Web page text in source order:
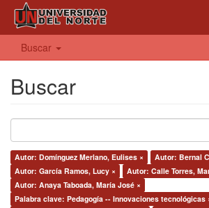
Buscar
Buscar
Autor: Domínguez Merlano, Eulises ×
Autor: Bernal
Autor: García Ramos, Lucy ×
Autor: Calle Torres,
Autor: Anaya Taboada, María José ×
Palabra clave: Pedagogía -- Innovaciones tecnológicas